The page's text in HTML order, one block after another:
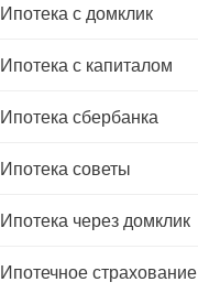
Ипотека с домклик
Ипотека с капиталом
Ипотека сбербанка
Ипотека советы
Ипотека через домклик
Ипотечное страхование